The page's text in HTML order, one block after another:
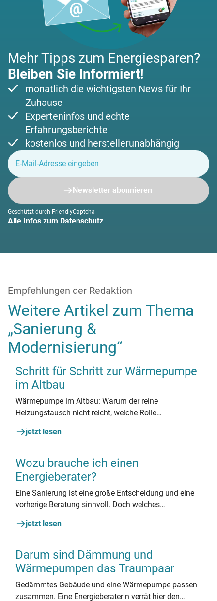
Mehr Tipps zum Energiesparen?
Bleiben Sie Informiert!
monatlich die wichtigsten News für Ihr
Zuhause
Experteninfos und echte
Erfahrungsberichte
kostenlos und herstellerunabhängig
Newsletter abonnieren
Geschützt durch FriendlyCaptcha
Alle Infos zum Datenschutz
Empfehlungen der Redaktion
Weitere Artikel zum Thema
„Sanierung &
Modernisierung“
Schritt für Schritt zur Wärmepumpe
im Altbau
Wärmepumpe im Altbau: Warum der reine
Heizungstausch nicht reicht, welche Rolle
Sie Schritt für Schritt richtig planen.
jetzt lesen
Wozu brauche ich einen
Energieberater?
Eine Sanierung ist eine große Entscheidung und eine
vorherige Beratung sinnvoll. Doch welches
unterstützt die Person und warum sollte sie
unabhängig sein? Expertin Eileen Menz klärt auf.
jetzt lesen
Darum sind Dämmung und
Wärmepumpen das Traumpaar
Gedämmtes Gebäude und eine Wärmepumpe passen
zusammen. Eine Energieberaterin verrät hier den